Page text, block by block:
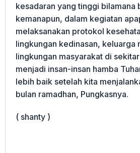
kesadaran yang tinggi bilamana
kemanapun, dalam kegiatan
melaksanakan protokol
lingkungan kedinasan, keluarga
lingkungan masyarakat di
menjadi insan-insan hamba
lebih baik setelah kita
bulan ramadhan, Pungkasnya.
( shanty )